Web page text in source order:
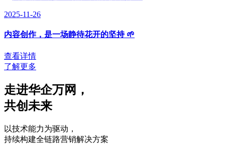
2025-11-26
内容创作，是一场静待花开的坚持 🌱
查看详情
了解更多
走进华企万网 ，
共创未来
以技术能力为驱动 ，
持续构建全链路营销解决方案